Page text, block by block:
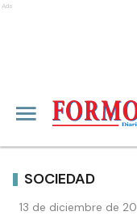
Ads
SOCIEDAD
13 de diciembre de